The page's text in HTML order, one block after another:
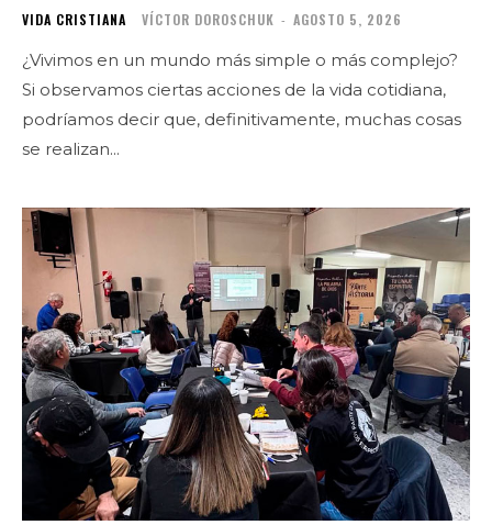
VIDA CRISTIANA VÍCTOR DOROSCHUK - AGOSTO 5, 2026
¿Vivimos en un mundo más simple o más complejo?
Si observamos ciertas acciones de la vida cotidiana,
podríamos decir que, definitivamente, muchas cosas
se realizan...